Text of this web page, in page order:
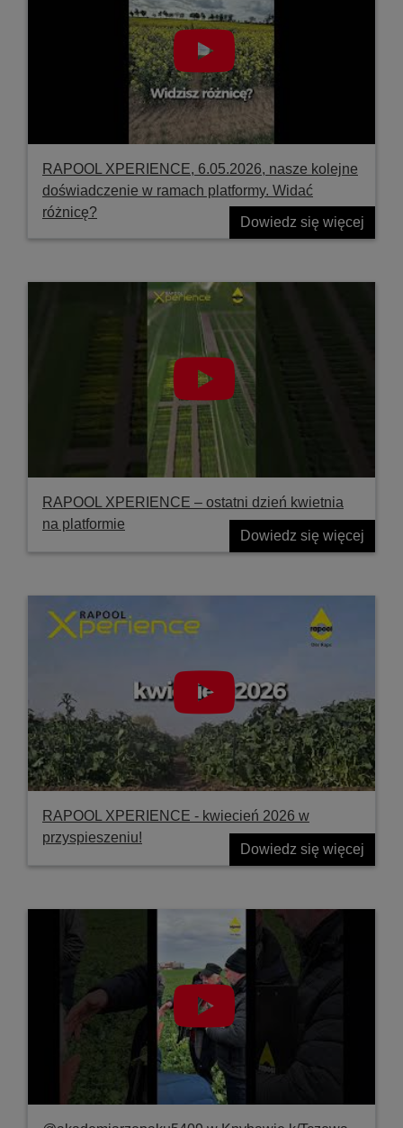
RAPOOL XPERIENCE, 6.05.2026, nasze kolejne
doświadczenie w ramach platformy. Widać
różnicę?
Dowiedz się więcej
RAPOOL XPERIENCE – ostatni dzień kwietnia
na platformie
Dowiedz się więcej
RAPOOL XPERIENCE - kwiecień 2026 w
przyspieszeniu!
Dowiedz się więcej